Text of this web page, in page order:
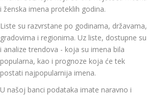
i ženska imena proteklih godina.
Liste su razvrstane po godinama, državama,
gradovima i regionima. Uz liste, dostupne su
i analize trendova - koja su imena bila
popularna, kao i prognoze koja će tek
postati najpopularnija imena.
U našoj banci podataka imate naravno i